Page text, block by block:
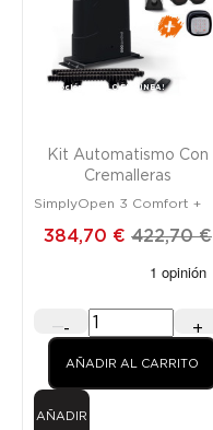
¡SOLO EN LÍNEA!
Promoción
Kit Automatismo Con
Cremalleras
SimplyOpen 3 Comfort +
384,70 € 422,70 €
- +
AÑADIR AL CARRITO
AÑADIR